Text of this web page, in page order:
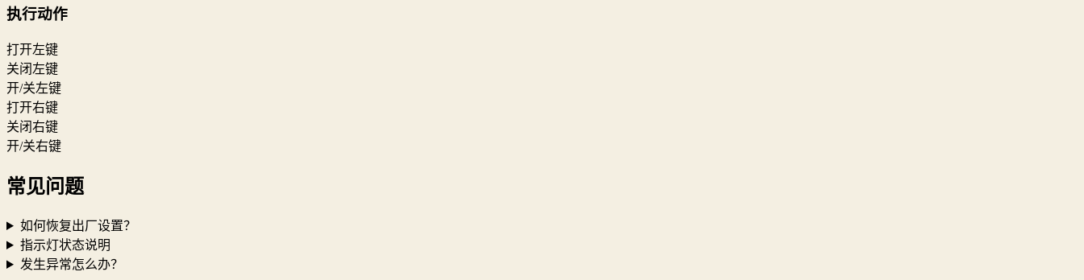
执行动作
打开左键
关闭左键
开/关左键
打开右键
关闭右键
开/关右键
常见问题
如何恢复出厂设置？
指示灯状态说明
发生异常怎么办？